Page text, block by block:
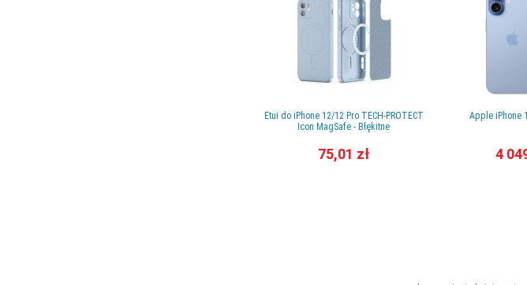
Etui do iPhone 12/12 Pro TECH-PROTECT
Icon MagSafe - Błękitne
75,01 zł
Apple iPhone
4